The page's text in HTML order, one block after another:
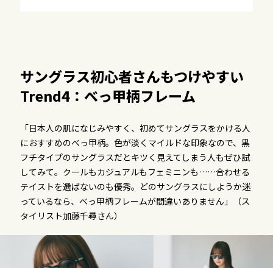
サングラス初心者さんもつけやすい
Trend4：べっ甲柄フレーム
「日本人の肌になじみやすく、初めてサングラスをかける人
におすすめのべっ甲柄。色が淡くマイルドな印象なので、黒
フチタイプのサングラスだとキツく見えてしまう人もぜひ試
してみて。クールもカジュアルもフェミニンも……合わせる
テイストを選ばないのも優秀。どのサングラスにしようか迷
っているなら、べっ甲柄フレームが間違いありません」（ス
タイリスト加藤千尋さん）